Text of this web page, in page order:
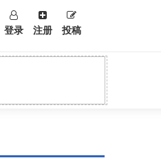
登录 注册 投稿